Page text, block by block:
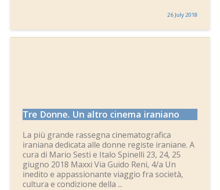
26 July 2018
Tre Donne. Un altro cinema iraniano
La più grande rassegna cinematografica
iraniana dedicata alle donne registe iraniane. A
cura di Mario Sesti e Italo Spinelli 23, 24, 25
giugno 2018 Maxxi Via Guido Reni, 4/a Un
inedito e appassionante viaggio fra società,
cultura e condizione della ...